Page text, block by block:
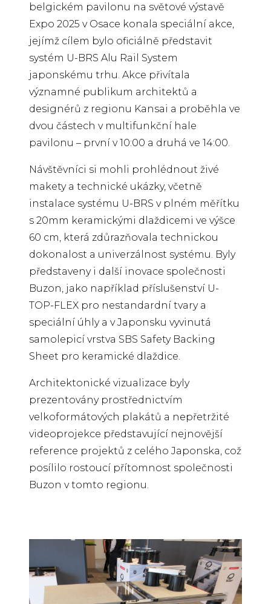
belgickém pavilonu na světové výstavě
Expo 2025 v Osace konala speciální akce,
jejímž cílem bylo oficiálně představit
systém U-BRS Alu Rail System
japonskému trhu. Akce přivítala
významné publikum architektů a
designérů z regionu Kansai a proběhla ve
dvou částech v multifunkční hale
pavilonu – první v 10:00 a druhá ve 14:00.
Návštěvníci si mohli prohlédnout živé
makety a technické ukázky, včetně
instalace systému U-BRS v plném měřítku
s 20mm keramickými dlaždicemi ve výšce
60 cm, která zdůrazňovala technickou
dokonalost a univerzálnost systému. Byly
představeny i další inovace společnosti
Buzon, jako například příslušenství U-
TOP-FLEX pro nestandardní tvary a
speciální úhly a v Japonsku vyvinutá
samolepicí vrstva SBS Safety Backing
Sheet pro keramické dlaždice.
Architektonické vizualizace byly
prezentovány prostřednictvím
velkoformátových plakátů a nepřetržité
videoprojekce představující nejnovější
reference projektů z celého Japonska, což
posílilo rostoucí přítomnost společnosti
Buzon v tomto regionu.